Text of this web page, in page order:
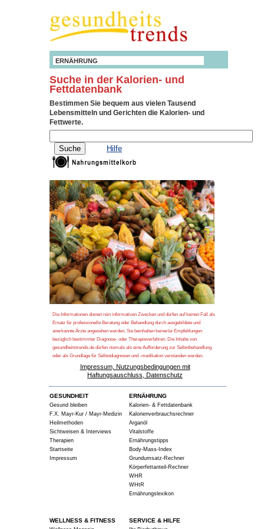
ERNÄHRUNG
Suche in der Kalorien- und
Fettdatenbank
Bestimmen Sie bequem aus vielen Tausend
Lebensmitteln und Gerichten die Kalorien- und
Fettwerte.
Hilfe
Die Informationen dienen rein informativen Zwecken und dürfen auf keinen Fall als
Ersatz für professionelle Beratung oder Behandlung durch ausgebildete und
anerkannte Ärzte angesehen werden. Sie beinhalten keinerlei Empfehlungen
bezüglich bestimmter Diagnose- oder Therapieverfahren. Die Inhalte von
gesundheitstrends.de dürfen niemals als eine Aufforderung zur Selbstbehandlung
oder als Grundlage für Selbstdiagnosen und -medikation verstanden werden.
Impressum, Nutzungsbedingungen mit
Haftungsauschluss, Datenschutz
GESUNDHEIT
Gesund bleiben
F.X. Mayr-Kur / Mayr-Medizin
Heilmethoden
Sichtweisen & Interviews
Therapien
Startseite
Impressum
ERNÄHRUNG
Kalorien- & Fettdatenbank
Kalorienverbrauchsrechner
Arganöl
Vitalstoffe
Ernährungstipps
Body-Mass-Index
Grundumsatz-Rechner
Körperfettanteil-Rechner
WHR
WHtR
Ernährungslexikon
WELLNESS & FITNESS SERVICE & HILFE